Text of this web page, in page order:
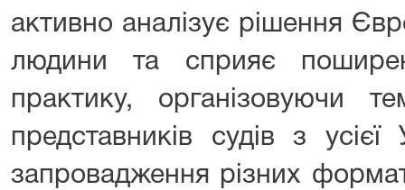
активно аналізує рішення
людини та сприяє
практику, організовуючи
представників судів з
запровадження різних